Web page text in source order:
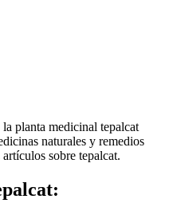
planta medicinal tepalcat
naturales y remedios
sobre tepalcat.